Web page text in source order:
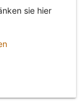
sie hier